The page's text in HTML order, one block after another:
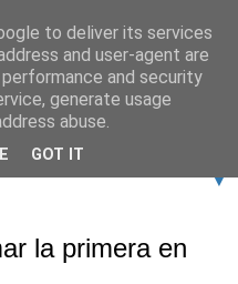
▼
la primera en
to deliver its services
and user-agent are
and security
generate usage
abuse.
GOT IT